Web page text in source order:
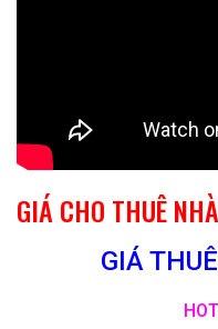
GIÁ CHO THUÊ
GIÁ